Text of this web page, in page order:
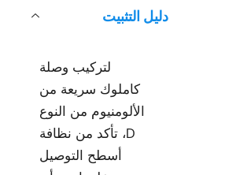
دليل التثبيت
لتركيب وصلة
كاملوك سريعة من
الألومنيوم من النوع
D، تأكد من نظافة
أسطح التوصيل